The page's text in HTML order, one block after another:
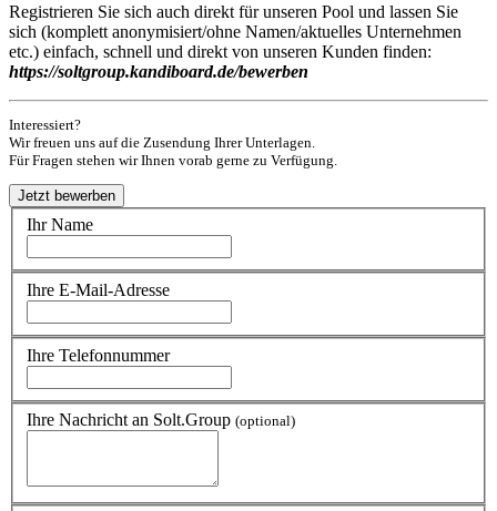
Registrieren Sie sich auch direkt für unseren Pool und lassen Sie
sich (komplett anonymisiert/ohne Namen/aktuelles Unternehmen
etc.) einfach, schnell und direkt von unseren Kunden finden:
https://soltgroup.kandiboard.de/bewerben
Interessiert?
Wir freuen uns auf die Zusendung Ihrer Unterlagen.
Für Fragen stehen wir Ihnen vorab gerne zu Verfügung.
Ihr Name
Ihre E-Mail-Adresse
Ihre Telefonnummer
Ihre Nachricht an Solt.Group (optional)